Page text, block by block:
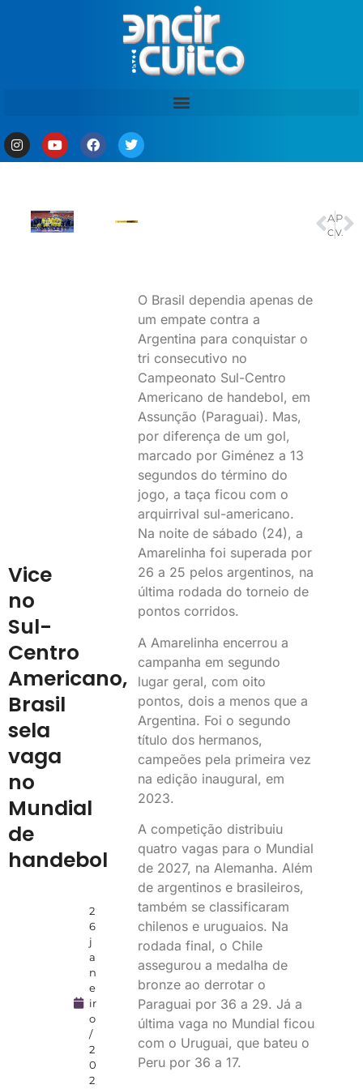
Vice
no
Sul-
Centro
Americano,
Brasil
sela
vaga
no
Mundial
de
handebol
2
6
j
a
n
e
ir
o
/
2
0
2
O Brasil dependia apenas de
um empate contra a
Argentina para conquistar o
tri consecutivo no
Campeonato Sul-Centro
Americano de handebol, em
Assunção (Paraguai). Mas,
por diferença de um gol,
marcado por Giménez a 13
segundos do término do
jogo, a taça ficou com o
arquirrival sul-americano.
Na noite de sábado (24), a
Amarelinha foi superada por
26 a 25 pelos argentinos, na
última rodada do torneio de
pontos corridos.
A Amarelinha encerrou a
campanha em segundo
lugar geral, com oito
pontos, dois a menos que a
Argentina. Foi o segundo
título dos hermanos,
campeões pela primeira vez
na edição inaugural, em
2023.
A competição distribuiu
quatro vagas para o Mundial
de 2027, na Alemanha. Além
de argentinos e brasileiros,
também se classificaram
chilenos e uruguaios. Na
rodada final, o Chile
assegurou a medalha de
bronze ao derrotar o
Paraguai por 36 a 29. Já a
última vaga no Mundial ficou
com o Uruguai, que bateu o
Peru por 36 a 17.
ANTERIOR
Cetam lança primeiro edital de 2026 com quase 8 mil vagas presenciais
PRÓXIMO
Vanessa Rios, cantora do Capim com Mel, morre aos 42 anos